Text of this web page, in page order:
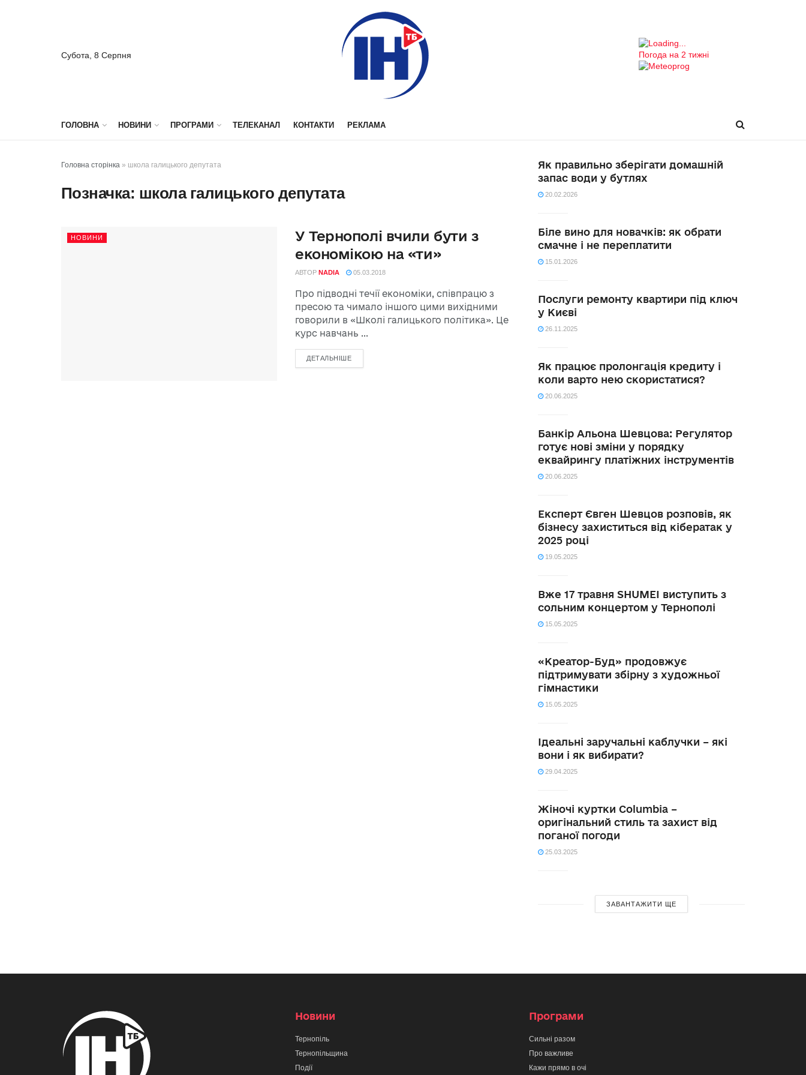
Субота, 8 Серпня Погода на 2 тижні
ГОЛОВНА НОВИНИ ПРОГРАМИ ТЕЛЕКАНАЛ КОНТАКТИ РЕКЛАМА
Головна сторінка » школа галицького депутата
Позначка: школа галицького депутата
НОВИНИ
У Тернополі вчили бути з
економікою на «ти»
АВТОР NADIA 05.03.2018
Про підводні течії економіки, співпрацю з
пресою та чимало іншого цими вихідними
говорили в «Школі галицького політика». Це
курс навчань ...
ДЕТАЛЬНІШЕ
Як правильно зберігати домашній
запас води у бутлях
20.02.2026
Біле вино для новачків: як обрати
смачне і не переплатити
15.01.2026
Послуги ремонту квартири під ключ
у Києві
26.11.2025
Як працює пролонгація кредиту і
коли варто нею скористатися?
20.06.2025
Банкір Альона Шевцова: Регулятор
готує нові зміни у порядку
еквайрингу платіжних інструментів
20.06.2025
Експерт Євген Шевцов розповів, як
бізнесу захиститься від кібератак у
2025 році
19.05.2025
Вже 17 травня SHUMEI виступить з
сольним концертом у Тернополі
15.05.2025
«Креатор-Буд» продовжує
підтримувати збірну з художньої
гімнастики
15.05.2025
Ідеальні заручальні каблучки – які
вони і як вибирати?
29.04.2025
Жіночі куртки Columbia –
оригінальний стиль та захист від
поганої погоди
25.03.2025
ЗАВАНТАЖИТИ ЩЕ
Новини
Тернопіль
Тернопільщина
Події
Програми
Сильні разом
Про важливе
Кажи прямо в очі